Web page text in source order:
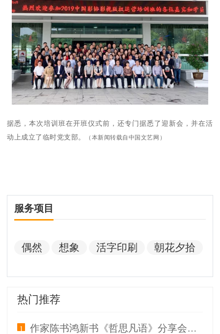
据悉，本次培训班在开班仪式前，还专门据悉了迎新会，并在活
动上成立了临时党支部。
（本新闻转载自中国文艺网 ）
服务项目
偶然 想象 活字印刷 朝花夕拾
热门推荐
1 作家陈书鸿新书《哲思凡语》分享会郑州举办